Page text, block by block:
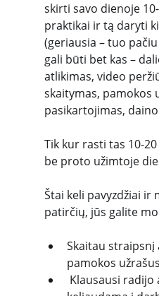
skirti savo dienoje
praktikai ir tą daryti
(geriausia – tuo
gali būti bet kas –
atlikimas, video
skaitymas, pamokos
pasikartojimas,
Tik kur rasti tas 10-
be proto užimtoje
Štai keli pavyzdžiai ir
patirčių, jūs galite
Skaitau
pamokos